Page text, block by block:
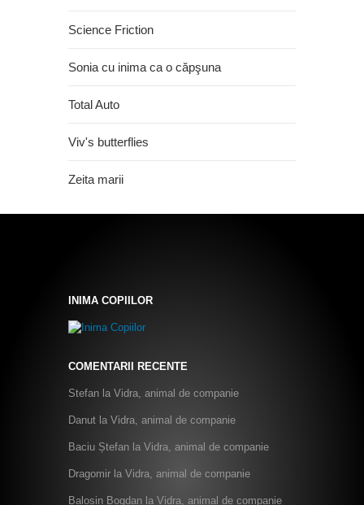
Science Friction
Sonia cu inima ca o căpşuna
Total Auto
Viv's butterflies
Zeita marii
INIMA COPIILOR
COMENTARII RECENTE
Stefan la Vidra, animal de companie
Danut la Vidra, animal de companie
Baciu Ștefan la Vidra, animal de companie
Dragomir la Vidra, animal de companie
Balosin Bogdan la Vidra, animal de companie